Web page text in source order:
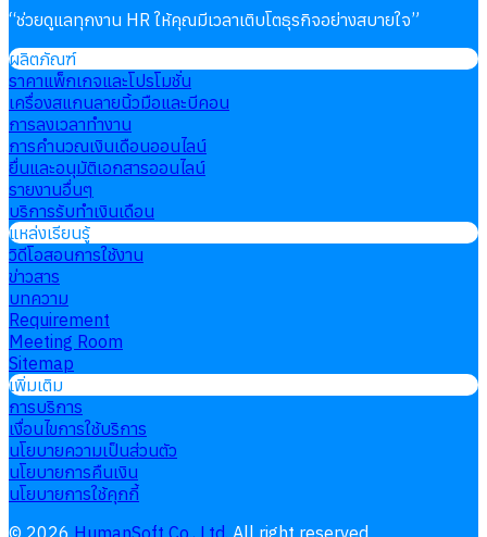
“ช่วยดูแลทุกงาน HR ให้คุณมีเวลาเติบโตธุรกิจอย่างสบายใจ”
ผลิตภัณฑ์
ราคาแพ็กเกจและโปรโมชั่น
เครื่องสแกนลายนิ้วมือและบีคอน
การลงเวลาทำงาน
การคำนวณเงินเดือนออนไลน์
ยื่นและอนุมัติเอกสารออนไลน์
รายงานอื่นๆ
บริการรับทำเงินเดือน
แหล่งเรียนรู้
วิดีโอสอนการใช้งาน
ข่าวสาร
บทความ
Requirement
Meeting Room
Sitemap
เพิ่มเติม
การบริการ
เงื่อนไขการใช้บริการ
นโยบายความเป็นส่วนตัว
นโยบายการคืนเงิน
นโยบายการใช้คุกกี้